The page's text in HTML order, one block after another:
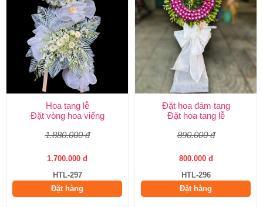
Hoa tang lễ
Đặt vòng hoa viếng
1.880.000 đ
1.700.000 đ
HTL-297
Đặt hàng
Đặt hoa đám tang
Đặt hoa tang lễ
890.000 đ
800.000 đ
HTL-296
Đặt hàng